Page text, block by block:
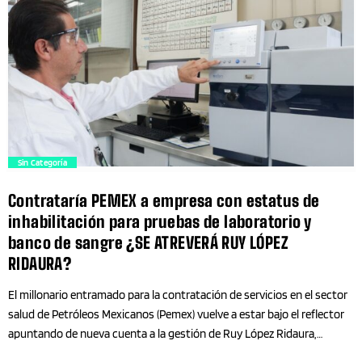
Cultural
Culture
Cursos
Cybersecurity
Deporte y Letras
Deportes
también aseguró que elementos de la Policía Municipal intentaron
ingresar a su propiedad e incluso afirmó que estos pudieron llegar
hasta su habitación. "Aquí tengo los videos de todo. Los tengo
grabados como se están brincando a mi cuarto". Asimismo, dijo
contar con información de los agentes municipales que, según dijo,
trataron de entrar a su propiedad. Además, responsabilizó a las
autoridades de […]
trending_flat
Sin Categoría
Contrataría PEMEX a empresa con estatus de
inhabilitación para pruebas de laboratorio y
banco de sangre ¿SE ATREVERÁ RUY LÓPEZ
RIDAURA?
El millonario entramado para la contratación de servicios en el sector
salud de Petróleos Mexicanos (Pemex) vuelve a estar bajo el reflector
apuntando de nueva cuenta a la gestión de Ruy López Ridaura,